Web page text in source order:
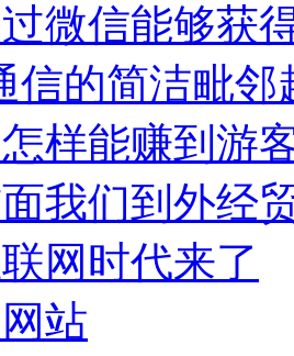
微信能够获
信的简洁毗
样能赚到游
我们到外经
网时代来了
站